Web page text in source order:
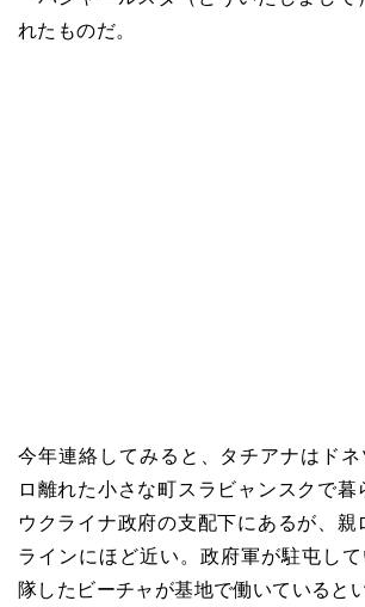
れたものだ。
今年連絡してみると、タチアナはド
ロ離れた小さな町スラビャンスクで暮
ウクライナ政府の支配下にあるが、親
ラインにほど近い。政府軍が駐屯し
隊したビーチャが基地で働いているとい